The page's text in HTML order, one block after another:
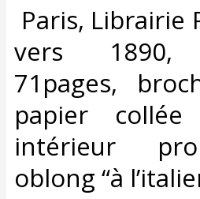
Paris, Librairie
vers 1890,
71pages,
papier
intérieur
oblong “à